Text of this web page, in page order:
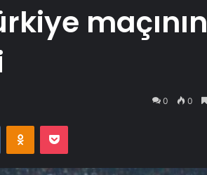
maçının
0 0
VKontakteOdnoklassniki
Pocket